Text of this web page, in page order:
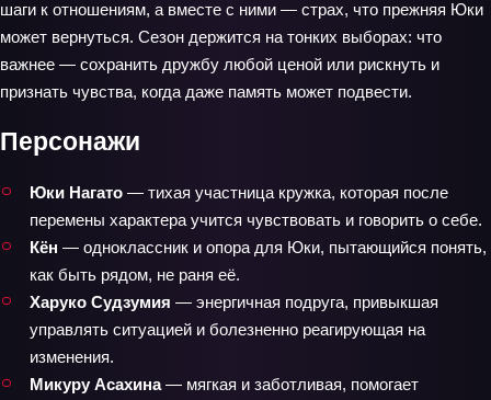
шаги к отношениям, а вместе с ними — страх, что прежняя Юки
может вернуться. Сезон держится на тонких выборах: что
важнее — сохранить дружбу любой ценой или рискнуть и
признать чувства, когда даже память может подвести.
Персонажи
Юки Нагато — тихая участница кружка, которая после
перемены характера учится чувствовать и говорить о себе.
Кён — одноклассник и опора для Юки, пытающийся понять,
как быть рядом, не раня её.
Харуко Судзумия — энергичная подруга, привыкшая
управлять ситуацией и болезненно реагирующая на
изменения.
Микуру Асахина— мягкая и заботливая, помогает